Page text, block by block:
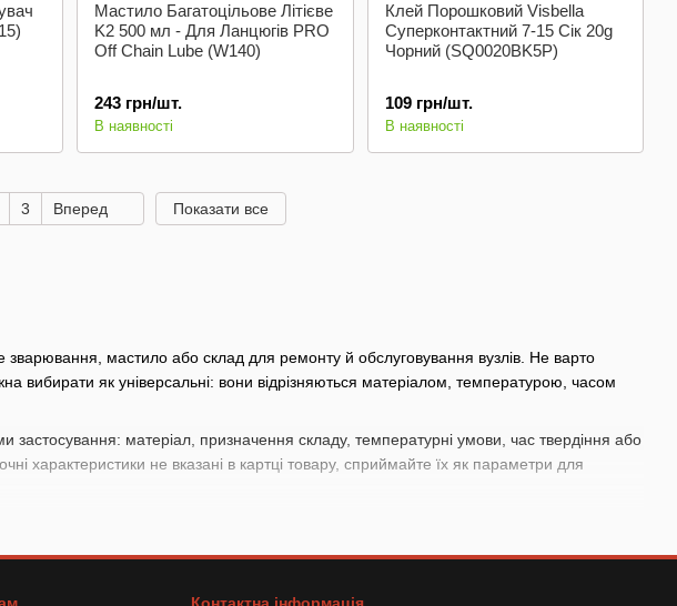
зварювання, мастило або склад для ремонту й обслуговування вузлів. Не варто
як універсальні: вони відрізняються матеріалом, температурою, часом
матеріал, призначення складу, температурні умови, час твердіння або
характеристики не вказані в картці товару, сприймайте їх як параметри для
товар: метал, скло, дзеркало, пластик, гуму, прокладку, шов, радіатор або
Мастило Багатоцільове Літієве
K2 500 мл - Для Ланцюгів PRO
Off Chain Lube (W140)
243 грн/шт.
В наявності
Клей Порошковий Visbella
Суперконтактний 7-15 Сік 20g
Чорний (SQ0020BK5Р)
109 грн/шт.
В наявності
3 Вперед Показати все